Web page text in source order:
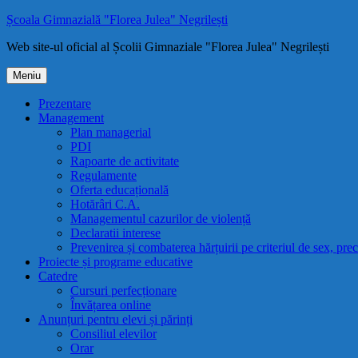
Sari
conținut
Școala Gimnazială "Florea Julea" Negrilești
Web site-ul oficial al Școlii Gimnaziale "Florea Julea" Negrilești
Meniu
Prezentare
Management
Plan managerial
PDI
Rapoarte de activitate
Regulamente
Oferta educațională
Hotărâri C.A.
Managementul cazurilor de violență
Declaratii interese
Prevenirea și combaterea hărțuirii pe criteriul de sex,
Proiecte și programe educative
Catedre
Cursuri perfecționare
Învățarea online
Anunțuri pentru elevi și părinți
Consiliul elevilor
Orar